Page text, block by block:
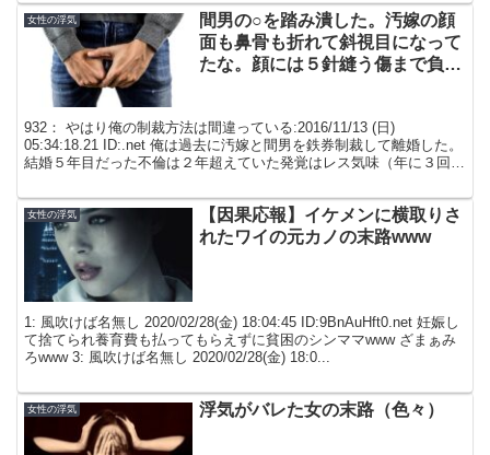
女性の浮気
間男の○を踏み潰した。汚嫁の顔
面も鼻骨も折れて斜視目になって
たな。顔には５針縫う傷まで負っ
932： やはり俺の制裁方法は間違っている:2016/11/13 (日)
05:34:18.21 ID:.net 俺は過去に汚嫁と間男を鉄券制裁して離婚した。
結婚５年目だった不倫は２年超えていた発覚はレス気味（年に３回程
女性の浮気
【因果応報】イケメンに横取りさ
れたワイの元カノの末路www
1: 風吹けば名無し 2020/02/28(金) 18:04:45 ID:9BnAuHft0.net 妊娠し
て捨てられ養育費も払ってもらえずに貧困のシンママwww ざまぁみ
ろwww 3: 風吹けば名無し 2020/02/28(金) 18:0...
女性の浮気 浮気がバレた女の末路（色々）